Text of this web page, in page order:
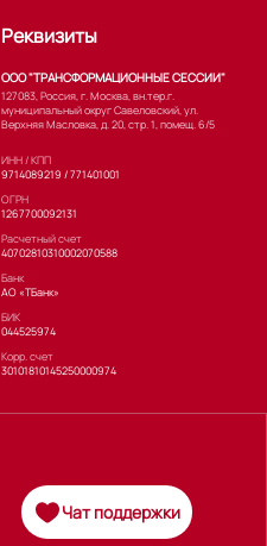
Реквизиты
ООО "ТРАНСФОРМАЦИОННЫЕ СЕССИИ"
127083, Россия, г. Москва, вн.тер.г.
муниципальный округ Савеловский, ул.
Верхняя Масловка, д. 20, стр. 1, помещ. 6/5
ИНН / КПП
9714089219 / 771401001
ОГРН
1267700092131
Расчетный счет
40702810310002070588
Банк
АО «ТБанк»
БИК
044525974
Корр. счет
30101810145250000974
Чат поддержки